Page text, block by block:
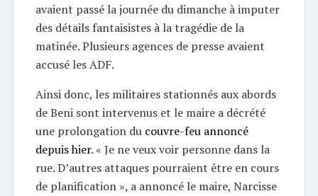
avaient passé la journée du dimanche à imputer
des détails fantaisistes à la tragédie de la
matinée. Plusieurs agences de presse avaient
accusé les ADF.
Ainsi donc, les militaires stationnés aux abords
de Beni sont intervenus et le maire a décrété
une prolongation du couvre-feu annoncé
depuis hier. « Je ne veux voir personne dans la
rue. D’autres attaques pourraient être en cours
de planification », a annoncé le maire, Narcisse